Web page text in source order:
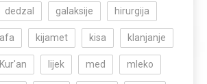
dedzal galaksije hirurgija
kijamet kisa klanjanje
Kur'an lijek med mleko